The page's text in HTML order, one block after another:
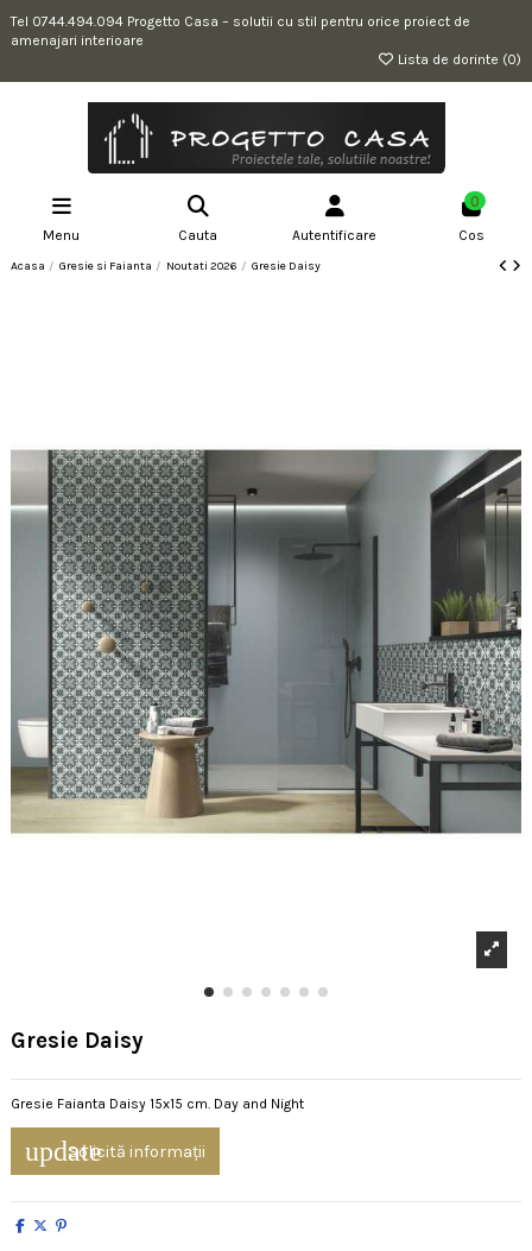
Tel 0744.494.094 Progetto Casa – solutii cu stil pentru orice proiect de
amenajari interioare
Lista de dorinte (0)
Menu Cauta Autentificare
0
Cos
Acasa Gresie si Faianta Noutati 2026 Gresie Daisy
Gresie Daisy
Gresie Faianta Daisy 15x15 cm. Day and Night
updateSolicită informații